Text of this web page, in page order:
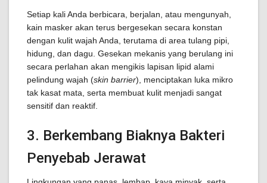
Setiap kali Anda berbicara, berjalan, atau mengunyah,
kain masker akan terus bergesekan secara konstan
dengan kulit wajah Anda, terutama di area tulang pipi,
hidung, dan dagu. Gesekan mekanis yang berulang ini
secara perlahan akan mengikis lapisan lipid alami
pelindung wajah (skin barrier), menciptakan luka mikro
tak kasat mata, serta membuat kulit menjadi sangat
sensitif dan reaktif.
3. Berkembang Biaknya Bakteri
Penyebab Jerawat